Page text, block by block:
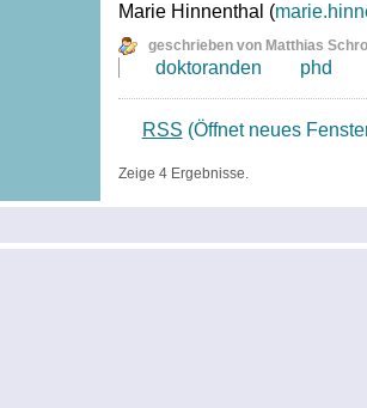
Marie Hinnenthal (
geschrieben von Matthias
doktoranden phd
RSS (Öffnet neues
Zeige 4 Ergebnisse.